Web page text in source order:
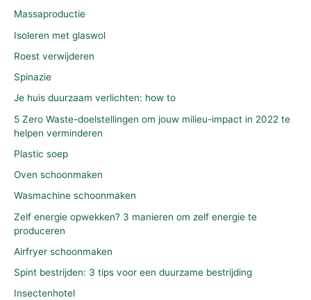
Massaproductie
Isoleren met glaswol
Roest verwijderen
Spinazie
Je huis duurzaam verlichten: how to
5 Zero Waste-doelstellingen om jouw milieu-impact in 2022 te
helpen verminderen
Plastic soep
Oven schoonmaken
Wasmachine schoonmaken
Zelf energie opwekken? 3 manieren om zelf energie te
produceren
Airfryer schoonmaken
Spint bestrijden: 3 tips voor een duurzame bestrijding
Insectenhotel